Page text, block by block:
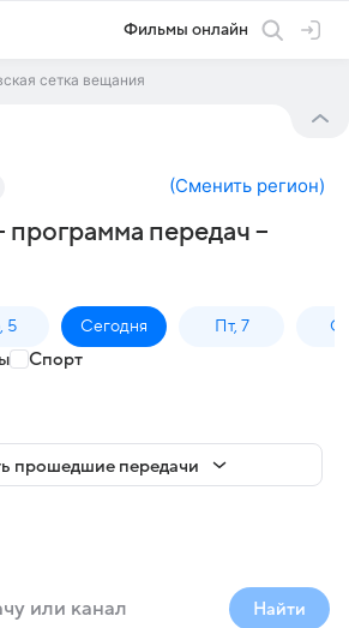
Фильмы онлайн
сетка вещания
(Сменить регион)
программа передач –
5 Сегодня Пт, 7
Спорт
прошедшие передачи
Найти